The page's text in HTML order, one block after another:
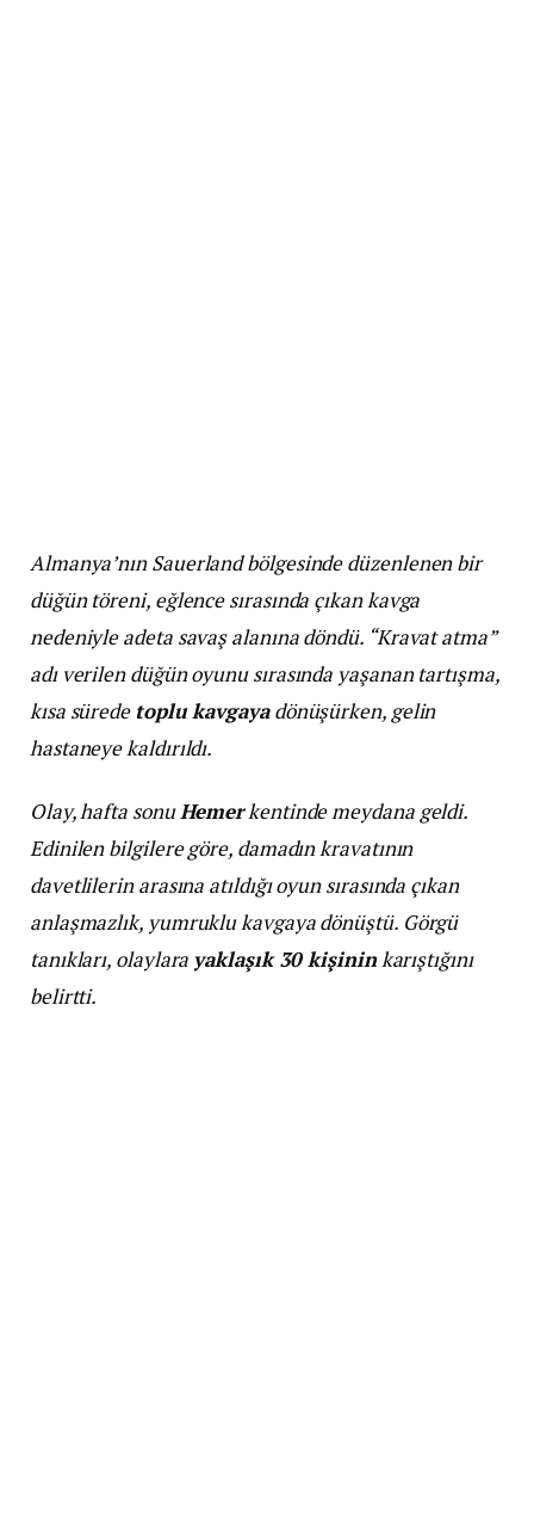
Almanya’nın Sauerland bölgesinde düzenlenen bir
düğün töreni, eğlence sırasında çıkan kavga
nedeniyle adeta savaş alanına döndü. “Kravat atma”
adı verilen düğün oyunu sırasında yaşanan tartışma,
kısa sürede toplu kavgayadönüşürken, gelin
hastaneye kaldırıldı.
Olay, hafta sonuHemerkentinde meydana geldi.
Edinilen bilgilere göre, damadın kravatının
davetlilerin arasına atıldığı oyun sırasında çıkan
anlaşmazlık, yumruklu kavgaya dönüştü. Görgü
tanıkları, olaylara yaklaşık 30 kişininkarıştığını
belirtti.